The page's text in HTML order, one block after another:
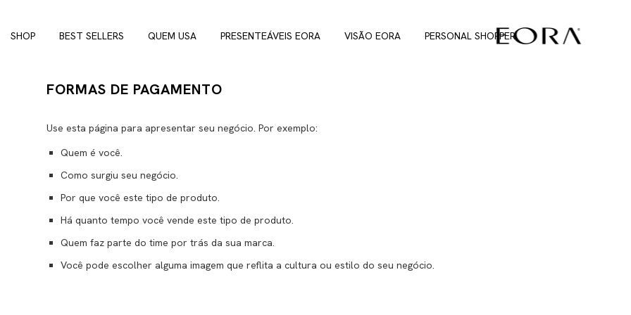
SHOP BEST SELLERS QUEM USA PRESENTEÁVEIS EORA VISÃO EORA PERSONAL SHOPPER
FORMAS DE PAGAMENTO
Use esta página para apresentar seu negócio. Por exemplo:
Quem é você.
Como surgiu seu negócio.
Por que você este tipo de produto.
Há quanto tempo você vende este tipo de produto.
Quem faz parte do time por trás da sua marca.
Você pode escolher alguma imagem que reflita a cultura ou estilo do seu negócio.